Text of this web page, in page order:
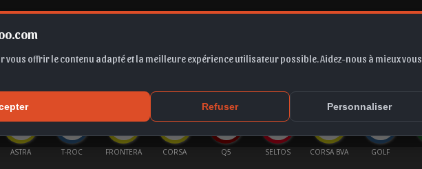
offrir le contenu adapté et la meilleure expérience utilisateur possible. Aidez-nous à mieux vous
Refuser Personnaliser
ASTRA T-ROC FRONTERA CORSA Q5 SELTOS CORSA BVA GOLF